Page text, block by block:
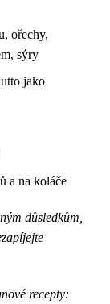
ořechy,
sýry
jako
a na koláče
důsledkům,
recepty: